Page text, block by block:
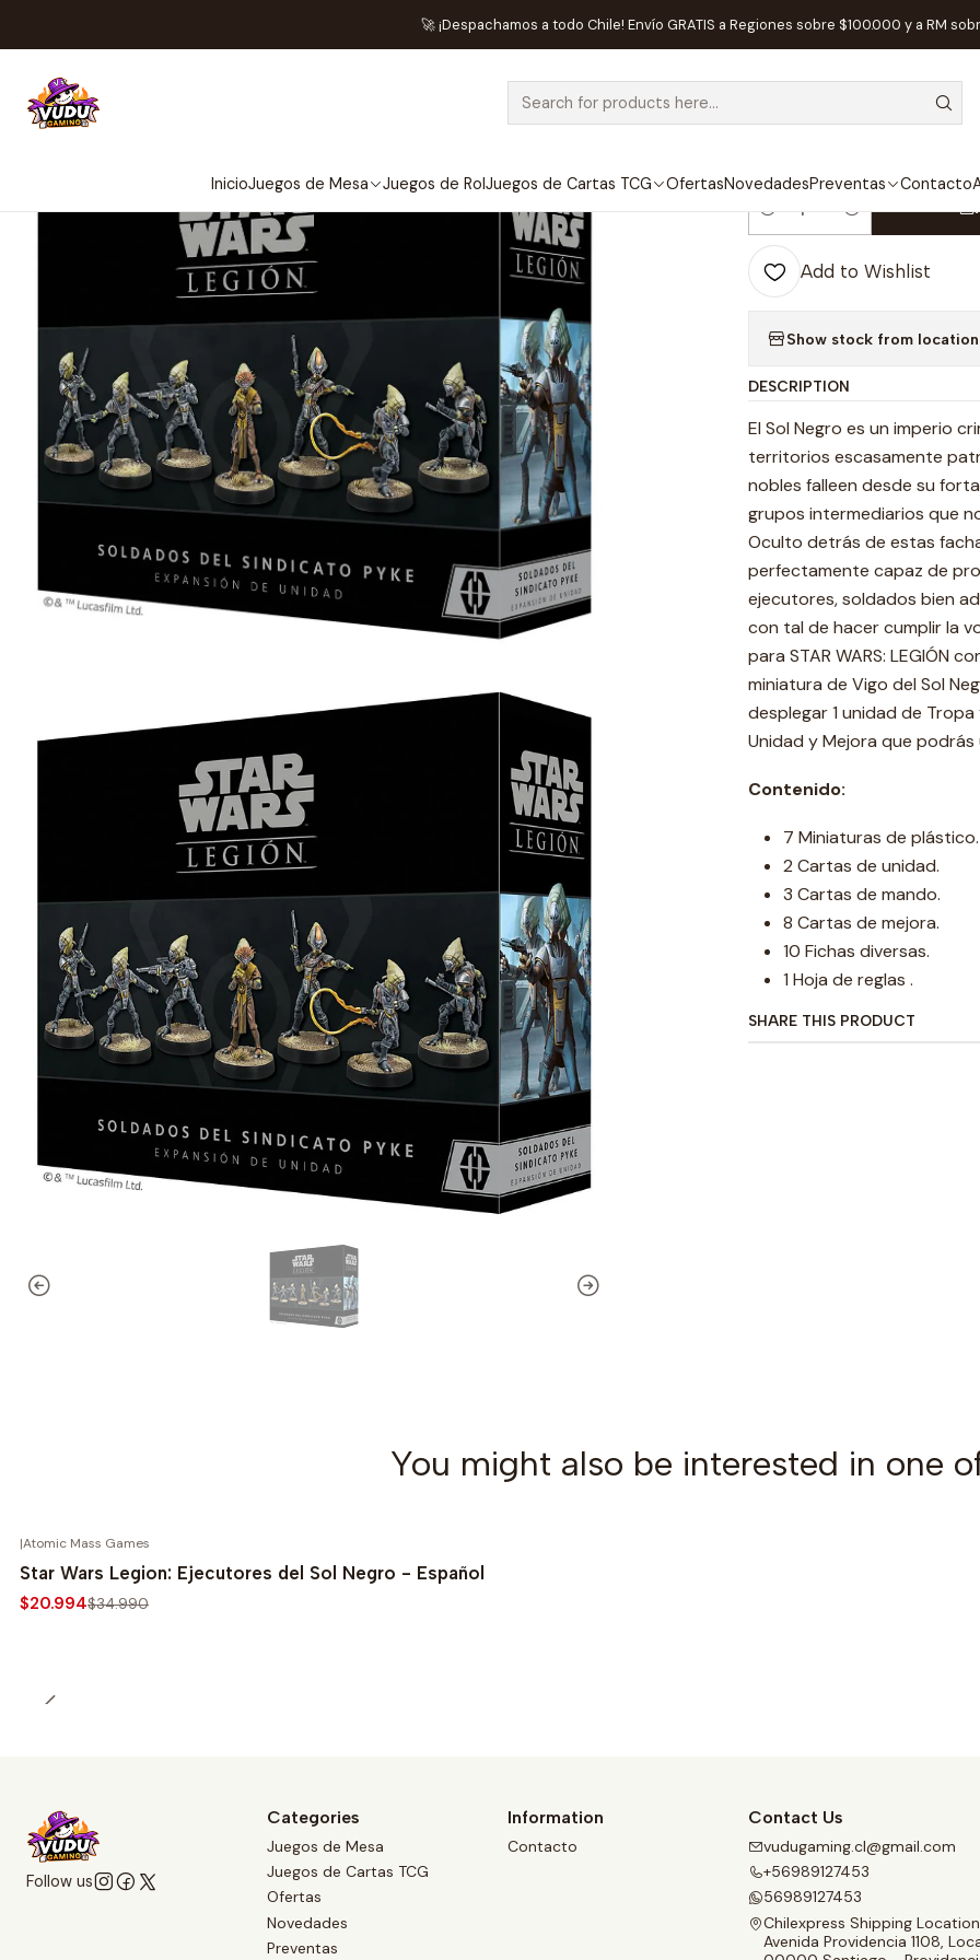
InicioJuegos de Mesa Juegos de RolJuegos de Cartas TCG OfertasNovedadesPreventas Contacto
🚀 ¡Despachamos a todo Chile! Envío GRATIS a Regiones sobre $100.000 y a RM
Juegos de Mesa Editorial Atomic Mass Games Star Wars Legion: Soldados del
Star Wars
Quantity
Add to Wishlist
Show stock from
DESCRIPTION
El Sol Negro es un imperio
territorios escasamente
nobles falleen desde su
grupos intermediarios que
Oculto detrás de estas
perfectamente capaz de
ejecutores, soldados bien
con tal de hacer cumplir la
para STAR WARS: LEGIÓN
miniatura de Vigo del Sol
desplegar 1 unidad de
Unidad y Mejora que
Contenido:
7 Miniaturas de plástico.
2 Cartas de unidad.
3 Cartas de mando.
8 Cartas de mejora.
10 Fichas diversas.
1 Hoja de reglas .
SHARE THIS PRODUCT
You might also be interested in one
-40%
|Atomic Mass Games
Star Wars Legion: Ejecutores del Sol Negro - Español
$20.994$34.990
Follow us
Categories
Juegos de Mesa
Juegos de Cartas TCG
Ofertas
Novedades
Preventas
Information
Contacto
Contact Us
vudugaming.cl@gmail.com
+56989127453
56989127453
Chilexpress Shipping Location
Avenida Providencia 1108,